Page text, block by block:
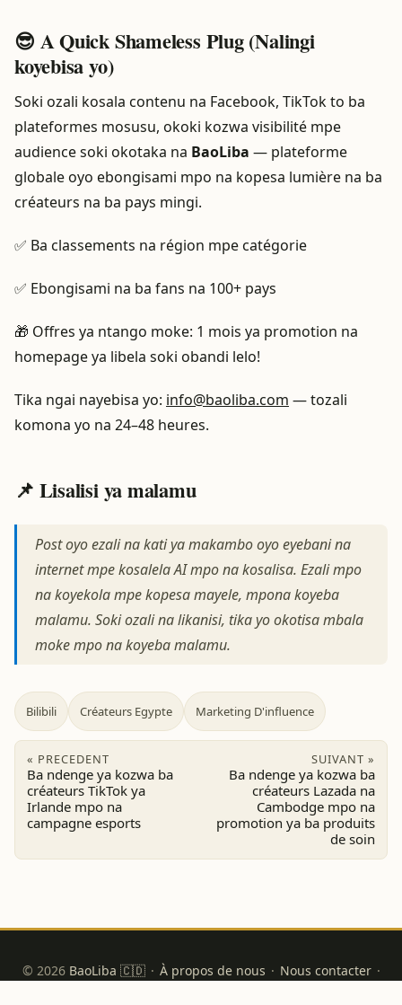
😎 A Quick Shameless Plug (Nalingi
koyebisa yo)
Soki ozali kosala contenu na Facebook, TikTok to ba
plateformes mosusu, okoki kozwa visibilité mpe
audience soki okotaka na BaoLiba — plateforme
globale oyo ebongisami mpo na kopesa lumière na ba
créateurs na ba pays mingi.
✅ Ba classements na région mpe catégorie
✅ Ebongisami na ba fans na 100+ pays
🎁 Offres ya ntango moke: 1 mois ya promotion na
homepage ya libela soki obandi lelo!
Tika ngai nayebisa yo: info@baoliba.com — tozali
komona yo na 24–48 heures.
📌 Lisalisi ya malamu
Post oyo ezali na kati ya makambo oyo eyebani na
internet mpe kosalela AI mpo na kosalisa. Ezali mpo
na koyekola mpe kopesa mayele, mpona koyeba
malamu. Soki ozali na likanisi, tika yo okotisa mbala
moke mpo na koyeba malamu.
Bilibili Créateurs Egypte Marketing D'influence
« PRECEDENT
Ba ndenge ya kozwa ba
créateurs TikTok ya
Irlande mpo na
campagne esports
SUIVANT »
Ba ndenge ya kozwa ba
créateurs Lazada na
Cambodge mpo na
promotion ya ba produits
de soin
© 2026 BaoLiba 🇨🇩 · À propos de nous · Nous contacter ·